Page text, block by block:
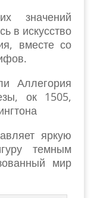
значений
в искусство
вместе со
Аллегория
ок 1505,
яркую
темным
мир